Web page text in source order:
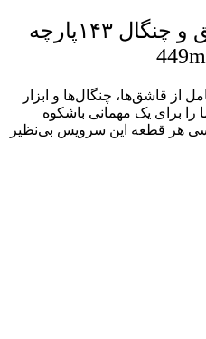
قطعات سرویس قاشق و چنگال ۱۴۳پارچه
قاشق‌ها، چنگال‌ها و ابزار
را برای یک مهمانی باشکوه
هر قطعه این سرویس بی‌نظیر